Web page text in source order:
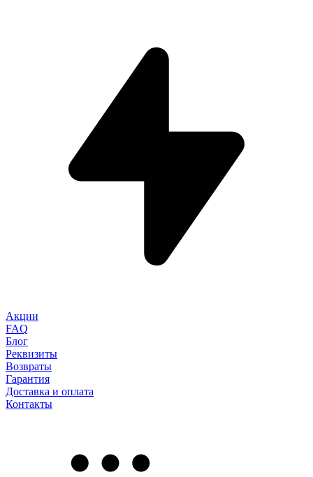
Акции
FAQ
Блог
Реквизиты
Возвраты
Гарантия
Доставка и оплата
Контакты